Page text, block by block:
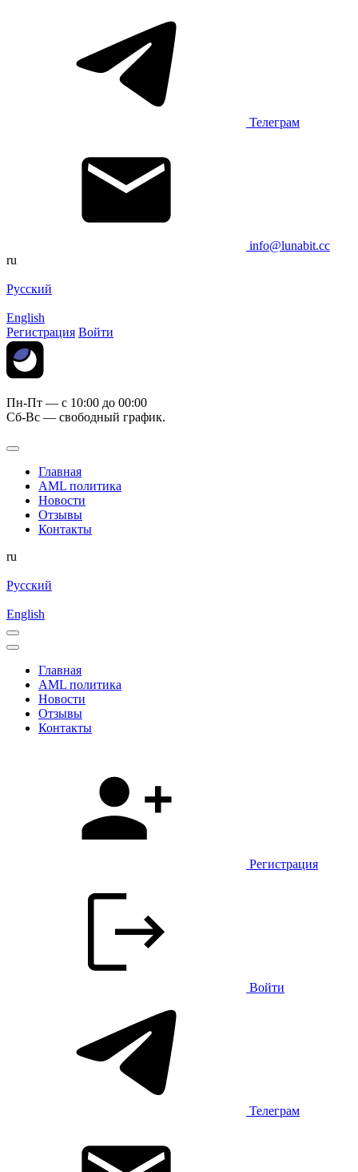
Телеграм
info@lunabit.cc
ru
Русский
English
Регистрация Войти
Пн-Пт — c 10:00 до 00:00
Сб-Вс — свободный график.
Главная
AML политика
Новости
Отзывы
Контакты
ru
Русский
English
Главная
AML политика
Новости
Отзывы
Контакты
Регистрация
Войти
Телеграм